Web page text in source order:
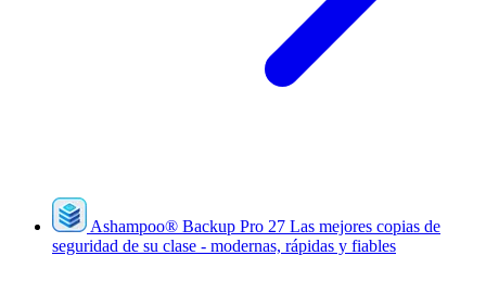
Ashampoo® Backup Pro 27 Las mejores copias de
seguridad de su clase - modernas, rápidas y fiables